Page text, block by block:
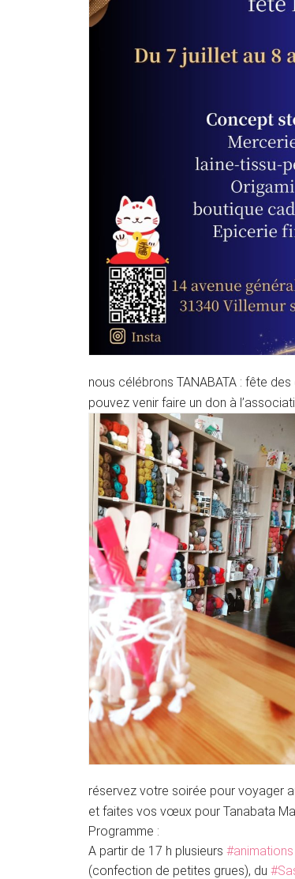
nous célébrons TANABATA : fête
pouvez venir faire un don à
réservez votre soirée pour voyager
et faites vos vœux pour Tanabata
Programme :
A partir de 17 h plusieurs #animations
(confection de petites grues), du